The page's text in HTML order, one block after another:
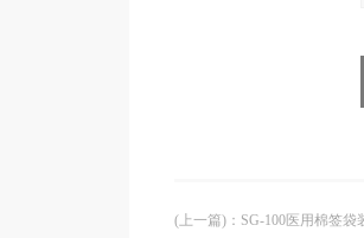
(上一篇) ： SG-100医用棉签袋